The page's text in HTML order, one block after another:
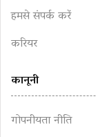
हमसे संपर्क करें
करियर
कानूनी
गोपनीयता नीति